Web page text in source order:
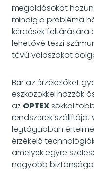
megoldásokat
mindig a probléma
kérdések feltárására
lehetővé teszi
távú válaszokat
Bár az érzékelőket
eszközökkel hozzák
az OPTEXsokkal
rendszerek
legtágabban
érzékelő
amelyek egyre
nagyobb